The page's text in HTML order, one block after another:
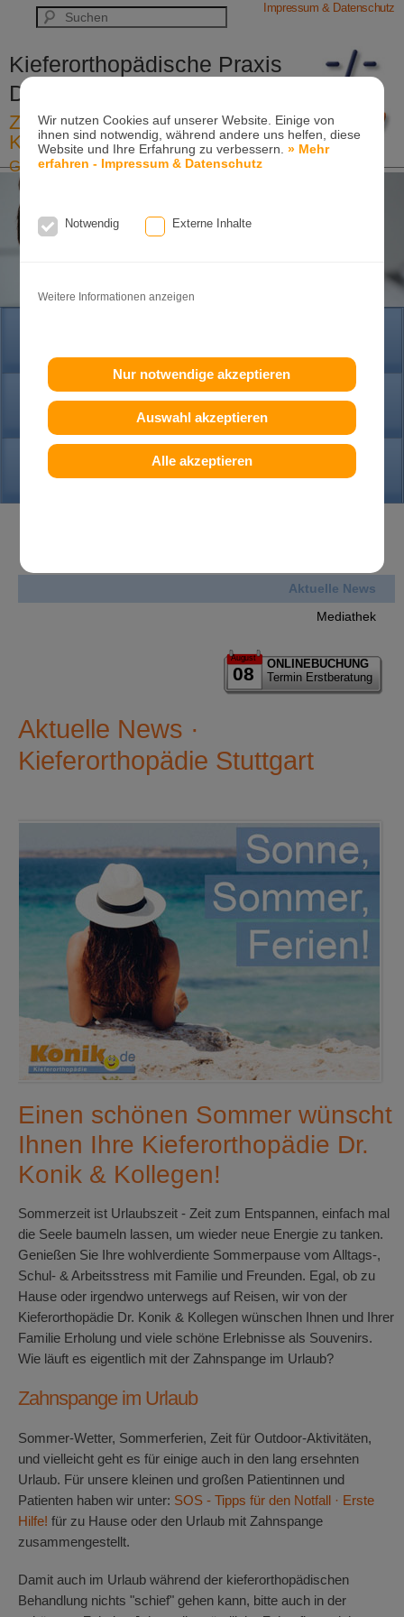
Wir nutzen Cookies auf unserer Website. Einige von
ihnen sind notwendig, während andere uns helfen, diese
Website und Ihre Erfahrung zu verbessern.» Mehr
erfahren - Impressum & Datenschutz
Notwendig Externe Inhalte
Weitere Informationen anzeigen
Nur notwendige akzeptieren
Auswahl akzeptieren
Alle akzeptieren
Impressum & Datenschutz
Kieferorthopädische Praxis
Dr. Konik & Kollegen
Zahn- und Kieferregulierungen für
Kinder und Erwachsene
Ganzheitliche-Kieferorthopädie
Erwachsenen-Kieferorthopädie
Tel. +49
PRAXIS
KONTAKT
Aktuelle News
Mediathek
August
08
ONLINEBUCHUNG
Termin Erstberatung
Aktuelle News ·
Kieferorthopädie Stuttgart
Einen schönen Sommer wünscht
Ihnen Ihre Kieferorthopädie Dr.
Konik & Kollegen!
Sommerzeit ist Urlaubszeit - Zeit zum Entspannen, einfach mal
die Seele baumeln lassen, um wieder neue Energie zu tanken.
Genießen Sie Ihre wohlverdiente Sommerpause vom Alltags-,
Schul- & Arbeitsstress mit Familie und Freunden. Egal, ob zu
Hause oder irgendwo unterwegs auf Reisen, wir von der
Kieferorthopädie Dr. Konik & Kollegen wünschen Ihnen und Ihrer
Familie Erholung und viele schöne Erlebnisse als Souvenirs.
Wie läuft es eigentlich mit der Zahnspange im Urlaub?
Zahnspange im Urlaub
Sommer-Wetter, Sommerferien, Zeit für Outdoor-Aktivitäten,
und vielleicht geht es für einige auch in den lang ersehnten
Urlaub. Für unsere kleinen und großen Patientinnen und
Patienten haben wir unter: SOS - Tipps für den Notfall · Erste
Hilfe! für zu Hause oder den Urlaub mit Zahnspange
zusammengestellt.
Damit auch im Urlaub während der kieferorthopädischen
Behandlung nichts "schief" gehen kann, bitte auch in der